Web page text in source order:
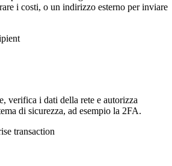
i costi, o un indirizzo esterno per inviare
verifica i dati della rete e autorizza
di sicurezza, ad esempio la 2FA.